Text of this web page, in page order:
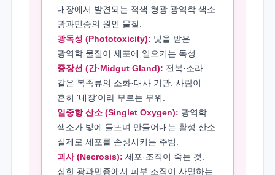
내장에서 발견되는 적색 형광 광역학 색소.
광과민증의 원인 물질.
광독성 (Phototoxicity): 빛을 받은
광역학 물질이 세포에 일으키는 독성.
중장선 (간·Midgut Gland): 전복·소라
같은 복족류의 소화·대사 기관. 사람이
흔히 '내장'이라 부르는 부위.
일중항 산소 (Singlet Oxygen): 광역학
색소가 빛에 들뜨며 만들어내는 활성 산소.
실제로 세포를 손상시키는 주범.
괴사 (Necrosis): 세포·조직이 죽는 것.
심한 광과민증에서 피부 조직이 사멸하는